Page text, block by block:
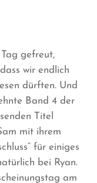
gefreut,
wir endlich
dürften. Und
Band 4 der
Titel
mit ihrem
für einiges
bei Ryan.
am